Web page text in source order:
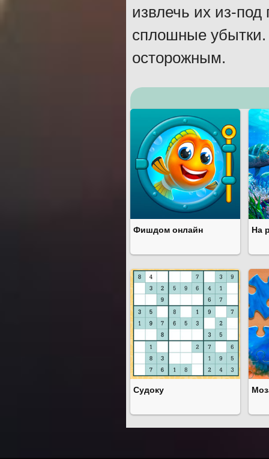
извлечь их из-под
сплошные убытки.
осторожным.
Фишдом онлайн На
Судоку